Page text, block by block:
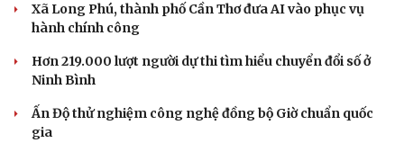
Xã Long Phú, thành phố Cần Thơ đưa AI vào phục vụ
hành chính công
Hơn 219.000 lượt người dự thi tìm hiểu chuyển đổi số ở
Ninh Bình
Ấn Độ thử nghiệm công nghệ đồng bộ Giờ chuẩn quốc
gia